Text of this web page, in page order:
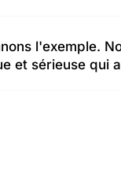
l'exemple.
et sérieuse qui